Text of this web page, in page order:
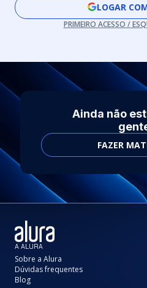
LOGAR
PRIMEIRO ACESSO /
Ainda não
FAZER
A ALURA
Sobre a Alura
Dúvidas frequentes
Blog